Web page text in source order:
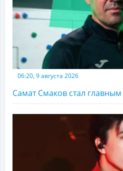
06:20, 9 августа 2026
Самат Смаков стал